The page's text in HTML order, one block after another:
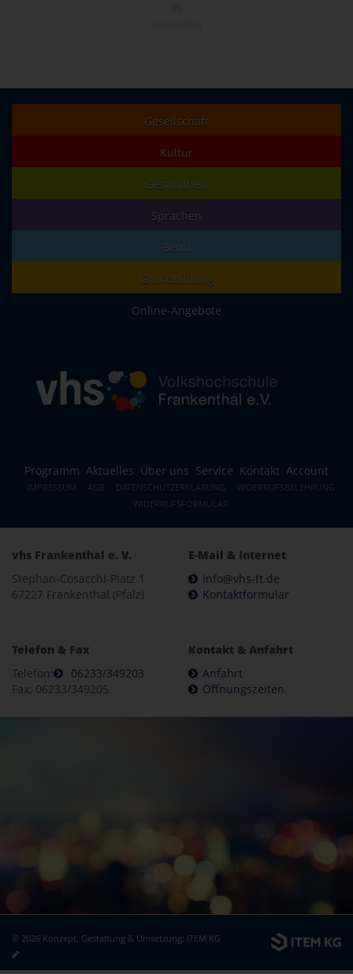
Gesellschaft
Kultur
Gesundheit
Sprachen
Beruf
Grundbildung
Online-Angebote
Programm Aktuelles Über uns Service Kontakt Account
IMPRESSUM AGB DATENSCHUTZERKLÄRUNG
WIDERRUFSBELEHRUNG
WIDERRUFSFORMULAR
vhs Frankenthal e. V.
Stephan-Cosacchi-Platz 1
67227 Frankenthal (Pfalz)
E-Mail & Internet
info@vhs-ft.de
Kontaktformular
Telefon & Fax
Telefon:
06233/349203
Fax: 06233/349205
Kontakt & Anfahrt
Anfahrt
Öffnungszeiten
© 2026 Konzept, Gestaltung & Umsetzung: ITEM KG